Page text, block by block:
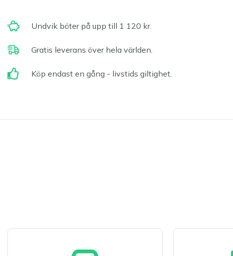
Undvik böter på upp till 1 120 kr.
Gratis leverans över hela världen.
Köp endast en gång - livstids giltighet.